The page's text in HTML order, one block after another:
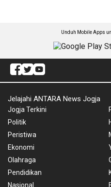
Unduh Mobile Apps
Jelajahi ANTARA News Jogja
Jogja Terkini
Politik
Peristiwa
Ekonomi
Olahraga
Pendidikan
Nasional